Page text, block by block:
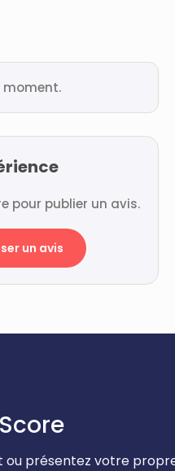
moment.
pour publier un avis.
un avis
ou présentez votre